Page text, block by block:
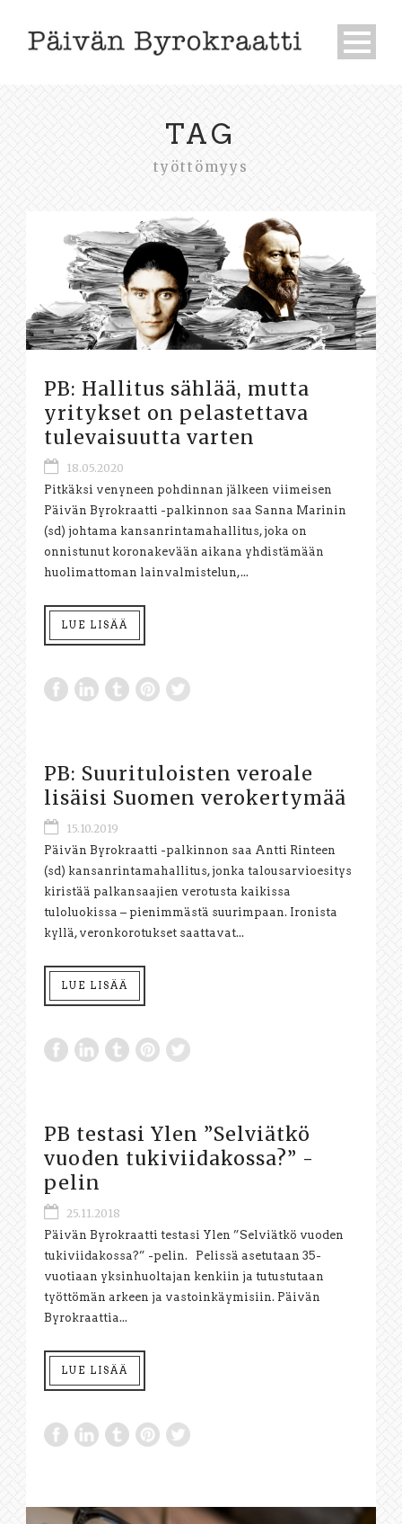
TAG
työttömyys
PB: Hallitus sählää, mutta
yritykset on pelastettava
tulevaisuutta varten
18.05.2020
Pitkäksi venyneen pohdinnan jälkeen viimeisen
Päivän Byrokraatti -palkinnon saa Sanna Marinin
(sd) johtama kansanrintamahallitus, joka on
onnistunut koronakevään aikana yhdistämään
huolimattoman lainvalmistelun,...
LUE LISÄÄ
PB: Suurituloisten veroale
lisäisi Suomen verokertymää
15.10.2019
Päivän Byrokraatti -palkinnon saa Antti Rinteen
(sd) kansanrintamahallitus, jonka talousarvioesitys
kiristää palkansaajien verotusta kaikissa
tuloluokissa – pienimmästä suurimpaan. Ironista
kyllä, veronkorotukset saattavat...
LUE LISÄÄ
PB testasi Ylen ”Selviätkö
vuoden tukiviidakossa?” -
pelin
25.11.2018
Päivän Byrokraatti testasi Ylen ”Selviätkö vuoden
tukiviidakossa?” -pelin. Pelissä asetutaan 35-
vuotiaan yksinhuoltajan kenkiin ja tutustutaan
työttömän arkeen ja vastoinkäymisiin. Päivän
Byrokraattia...
LUE LISÄÄ